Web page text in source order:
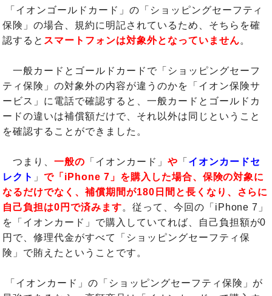
「イオンゴールドカード」の「ショッピングセーフティ
保険」の場合、規約に明記されているため、そちらを確
認すると スマートフォンは対象外となっていません。
一般カードとゴールドカードで「ショッピングセーフ
ティ保険」の対象外の内容が違うのかを「イオン保険サ
ービス」に電話で確認すると、一般カードとゴールドカ
ードの違いは補償額だけで、それ以外は同じということ
を確認することができました。
つまり、一般の 「イオンカード」 や 「 イオンカードセ
レクト 」で「iPhone 7」を購入した場合、保険の対象に
なるだけでなく、補償期間が180日間と長くなり、さらに
自己負担は0円で済みます。従って、今回の「iPhone 7」
を「イオンカード」で購入していてれば、自己負担額が0
円で、修理代金がすべて「ショッピングセーフティ保
険」で賄えたということです。
「イオンカード」の「ショッピングセーフティ保険」が